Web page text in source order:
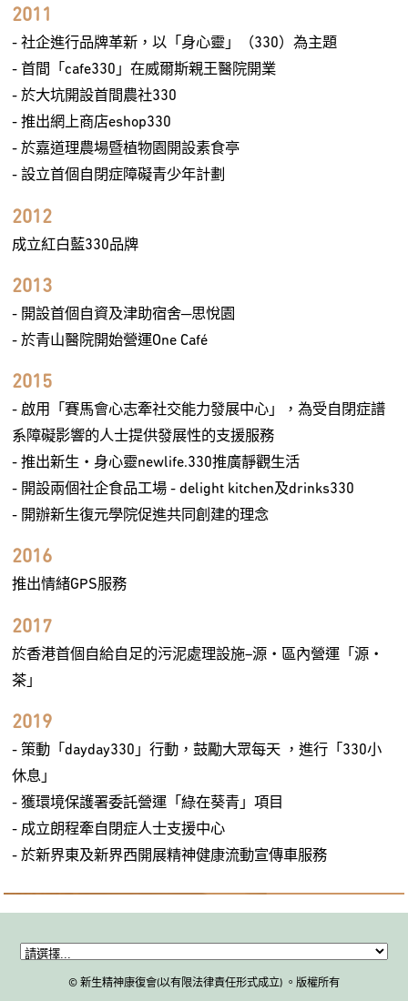
2011
- 社企進行品牌革新，以「身心靈」（330）為主題
- 首間「cafe330」在威爾斯親王醫院開業
- 於大坑開設首間農社330
- 推出網上商店eshop330
- 於嘉道理農場暨植物園開設素食亭
- 設立首個自閉症障礙青少年計劃
2012
成立紅白藍330品牌
2013
- 開設首個自資及津助宿舍─思悅園
- 於青山醫院開始營運One Café
2015
- 啟用「賽馬會心志牽社交能力發展中心」，為受自閉症譜
系障礙影響的人士提供發展性的支援服務
- 推出新生‧身心靈newlife.330推廣靜觀生活
- 開設兩個社企食品工場 - delight kitchen及drinks330
- 開辦新生復元學院促進共同創建的理念
2016
推出情緒GPS服務
2017
於香港首個自給自足的污泥處理設施–源‧區內營運「源‧
茶」
2019
- 策動「dayday330」行動，鼓勵大眾每天 ，進行「330小
休息」
- 獲環境保護署委託營運「綠在葵青」項目
- 成立朗程牽自閉症人士支援中心
- 於新界東及新界西開展精神健康流動宣傳車服務
© 新生精神康復會(以有限法律責任形式成立) 。版權所有